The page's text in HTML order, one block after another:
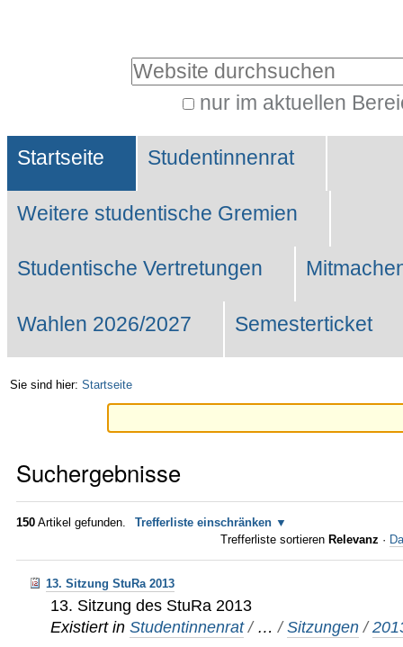
Website durchsuchen
nur im aktuellen
Suche…
Sektionen
Startseite Studentinnenrat
Weitere studentische Gremien
Studentische Vertretungen
Wahlen 2026/2027 Semesterticket
Sie sind hier: Startseite
Suchergebnisse
150 Artikel gefunden.
Trefferliste einschränken
Trefferliste sortieren Relevanz ·
13. Sitzung StuRa 2013
13. Sitzung des StuRa 2013
Existiert in Studentinnenrat / …/Sitzungen /